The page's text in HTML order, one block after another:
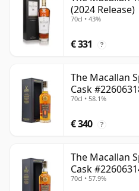
(2024 Release)
70cl • 43%
€ 331 ?
The Macallan
Cask
70cl • 58.1%
€ 340 ?
The Macallan
Cask
70cl • 57.9%